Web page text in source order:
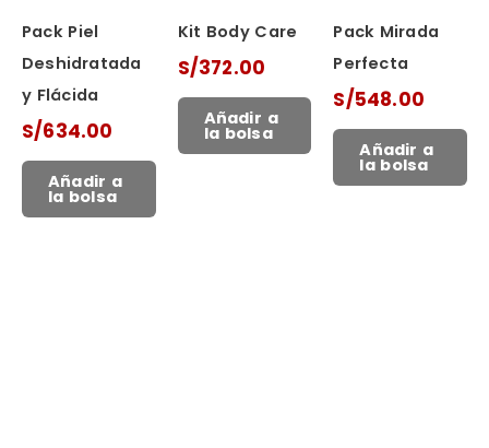
Pack Piel
Deshidratada
y Flácida
S/634.00
Añadir a
la bolsa
Kit Body Care
S/372.00
Añadir a
la bolsa
Pack Mirada
Perfecta
S/548.00
Añadir a
la bolsa